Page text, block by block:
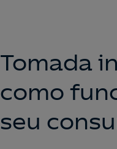
Tomada
como
seu